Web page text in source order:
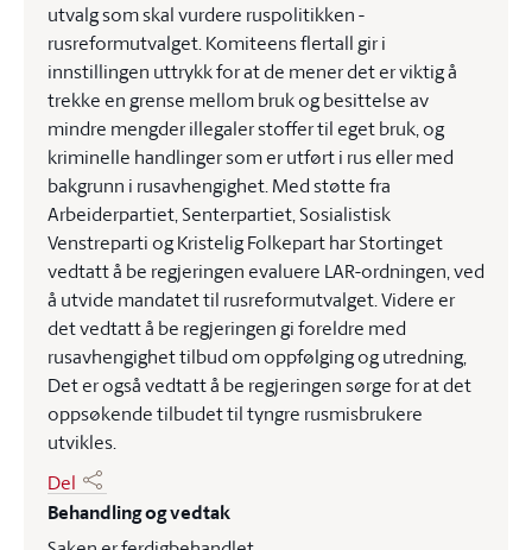
utvalg som skal vurdere ruspolitikken -
rusreformutvalget. Komiteens flertall gir i
innstillingen uttrykk for at de mener det er viktig å
trekke en grense mellom bruk og besittelse av
mindre mengder illegaler stoffer til eget bruk, og
kriminelle handlinger som er utført i rus eller med
bakgrunn i rusavhengighet. Med støtte fra
Arbeiderpartiet, Senterpartiet, Sosialistisk
Venstreparti og Kristelig Folkepart har Stortinget
vedtatt å be regjeringen evaluere LAR-ordningen, ved
å utvide mandatet til rusreformutvalget. Videre er
det vedtatt å be regjeringen gi foreldre med
rusavhengighet tilbud om oppfølging og utredning,
Det er også vedtatt å be regjeringen sørge for at det
oppsøkende tilbudet til tyngre rusmisbrukere
utvikles.
Del
Behandling og vedtak